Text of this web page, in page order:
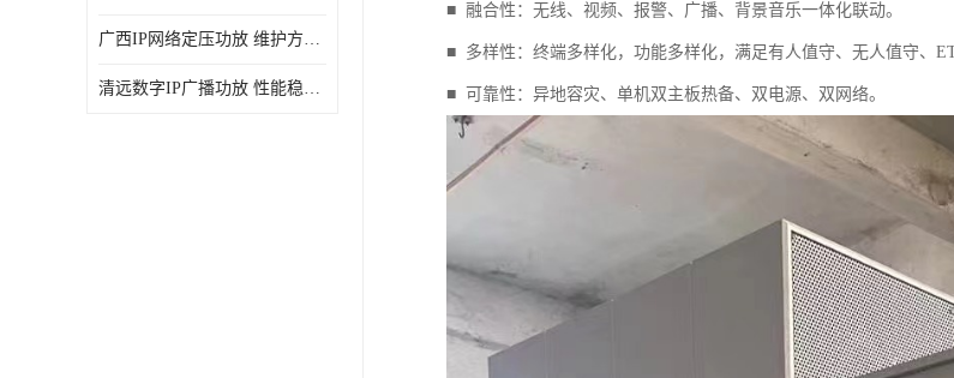
广西IP网络定压功放 维护方便 多应用于公共场合
清远数字IP广播功放 性能稳定 传输距离远
■ 融合性：无线、视频、报警、广播、背景音乐一体化联动。
■ 多样性：终端多样化，功能多样化，满足有人值守、无人值守、
■ 可靠性：异地容灾、单机双主板热备、双电源、双网络。